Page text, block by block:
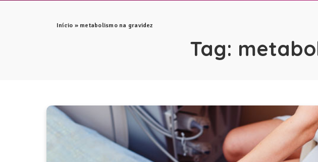
Início » metabolismo na gravidez
Tag: